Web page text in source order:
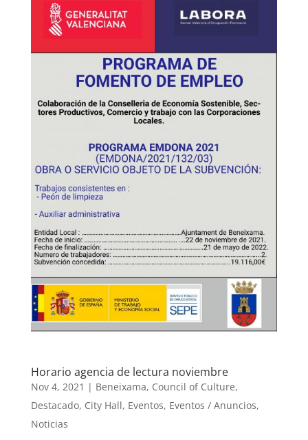
Horario agencia de lectura noviembre
Nov 4, 2021 | Beneixama, Council of Culture,
Destacado, City Hall, Eventos, Eventos / Anuncios,
Noticias